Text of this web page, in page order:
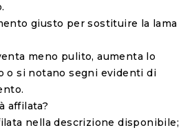
giusto per sostituire la lama
meno pulito, aumenta lo
o si notano segni evidenti di
affilata?
nella descrizione disponibile;